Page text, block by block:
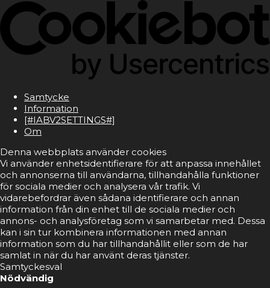
Samtycke
Information
[#IABV2SETTINGS#]
Om
Denna webbplats använder cookies
Vi använder enhetsidentifierare för att anpassa innehållet
och annonserna till användarna, tillhandahålla funktioner
för sociala medier och analysera vår trafik. Vi
vidarebefordrar även sådana identifierare och annan
information från din enhet till de sociala medier och
annons- och analysföretag som vi samarbetar med. Dessa
kan i sin tur kombinera informationen med annan
information som du har tillhandahållit eller som de har
samlat in när du har använt deras tjänster.
Samtyckesval
Nödvändig